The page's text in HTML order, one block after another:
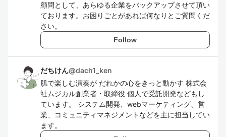
顧問として、あらゆる企業をバックアップさせて頂い
ております。お困りごとがあれば何なりとご質問くだ
さい。
Follow
だちけん@dach1_ken
肌で楽しむ演奏が だれかの心をきっと動かす 株式会
社ムジカル創業者・取締役 個人で受託開発などもし
ています。 システム開発、webマーケティング、営
業、コミュニティマネジメントなどを主に担当してい
ます。